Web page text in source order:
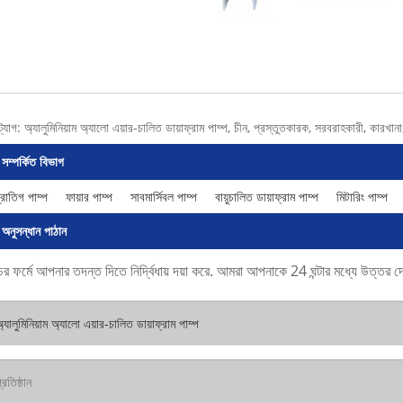
অ্যালুমিনিয়াম অ্যালো এয়ার-চালিত ডায়াফ্রাম পাম্প, চীন, প্রস্তুতকারক, সরবরাহকারী,
সম্পর্কিত বিভাগ
পাম্প ফায়ার পাম্প সাবমার্সিবল পাম্প বায়ুচালিত ডায়াফ্রাম পাম্প
মিটারিং পাম্প
অনুসন্ধান পাঠান
ফর্মে আপনার তদন্ত দিতে নির্দ্বিধায় দয়া করে. আমরা আপনাকে 24 ঘন্টার মধ্যে উত্তর